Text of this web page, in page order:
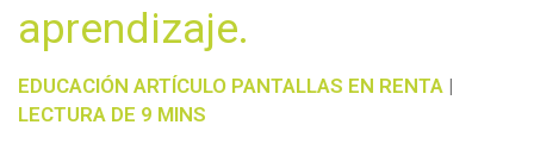
aprendizaje.
EDUCACIÓN ARTÍCULO PANTALLAS EN RENTA |
LECTURA DE 9 MINS